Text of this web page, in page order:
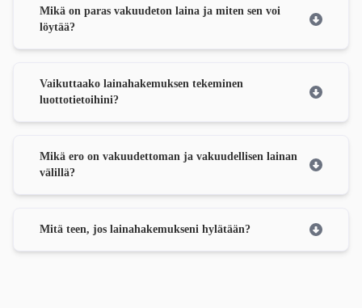
Mikä on paras vakuudeton laina ja miten sen voi
löytää?
Vaikuttaako lainahakemuksen tekeminen
luottotietoihini?
Mikä ero on vakuudettoman ja vakuudellisen lainan
välillä?
Mitä teen, jos lainahakemukseni hylätään?